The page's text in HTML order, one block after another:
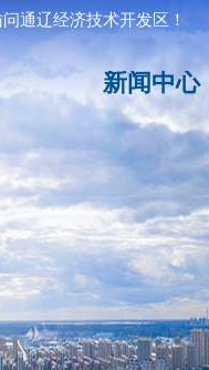
通辽经济技术开发区！
新闻中心